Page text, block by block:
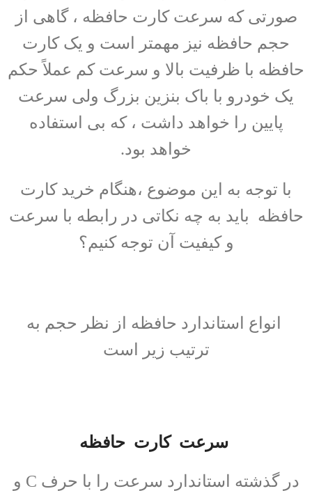
صورتی که سرعت کارت حافظه ، گاهی از
حجم حافظه نیز مهمتر است و یک کارت
حافظه با ظرفیت بالا و سرعت کم عملاً حکم
یک خودرو با باک بنزین بزرگ ولی سرعت
پایین را خواهد داشت ، که بی استفاده
خواهد بود.
با توجه به این موضوع ،هنگام خرید کارت
حافظه باید به چه نکاتی در رابطه با سرعت
و کیفیت آن توجه کنیم؟
انواع استاندارد حافظه از نظر حجم به
ترتیب زیر است
سرعت کارت حافظه
در گذشته استاندارد سرعت را با حرف C و